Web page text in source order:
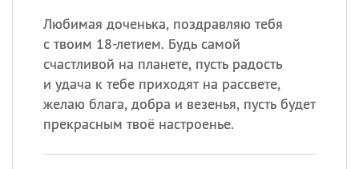
Любимая доченька, поздравляю тебя
с твоим 18-летием. Будь самой
счастливой на планете, пусть радость
и удача к тебе приходят на рассвете,
желаю блага, добра и везенья, пусть будет
прекрасным твоё настроенье.
День ассирийских
мучеников
07.08
маяка
07.08
Годовщина битвы при
Бояка